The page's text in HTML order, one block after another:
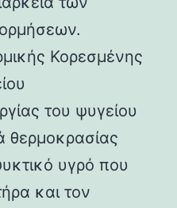
Κορεσμένης
του ψυγείου
θερμοκρασίας
υγρό που
και τον